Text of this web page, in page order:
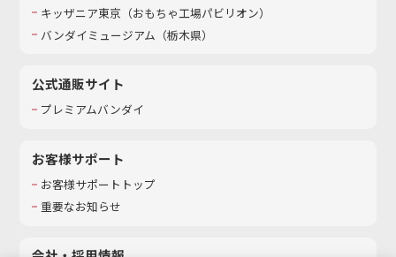
キッザニア東京（おもちゃ工場パビリオン）​
バンダイミュージアム（栃木県）
公式通販サイト
プレミアムバンダイ
お客様サポート
お客様サポートトップ
重要なお知らせ